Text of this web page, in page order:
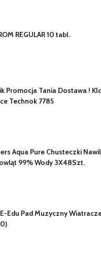
REGULAR 10 tabl.
Promocja Tania Dostawa !
Technok 7785
Aqua Pure Chusteczki
99% Wody 3X48Szt.
Edu Pad Muzyczny